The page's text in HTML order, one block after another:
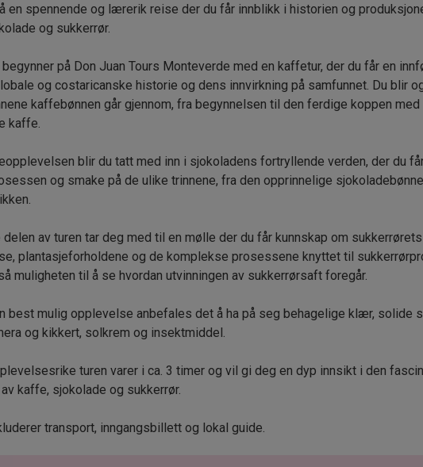
en spennende og lærerik reise der du får innblikk i historien og
og sukkerrør.
på Don Juan Tours Monteverde med en kaffetur, der du får en
og costaricanske historie og dens innvirkning på samfunnet. Du blir
kaffebønnen går gjennom, fra begynnelsen til den ferdige koppen med
kaffe.
blir du tatt med inn i sjokoladens fortryllende verden, der du
og smake på de ulike trinnene, fra den opprinnelige
av turen tar deg med til en mølle der du får kunnskap om sukkerrørets
plantasjeforholdene og de komplekse prosessene knyttet til
muligheten til å se hvordan utvinningen av sukkerrørsaft foregår.
best mulig opplevelse anbefales det å ha på seg behagelige klær, solide
og kikkert, solkrem og insektmiddel.
turen varer i ca. 3 timer og vil gi deg en dyp innsikt i den
kaffe, sjokolade og sukkerrør.
transport, inngangsbillett og lokal guide.